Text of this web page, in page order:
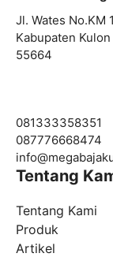
Jl. Wates No.KM
Kabupaten
55664
081333358351
087776668474
info@
Tentang
Tentang Kami
Produk
Artikel